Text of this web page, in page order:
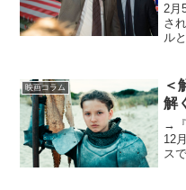
2月
さ
ル
ア
映画コラム
＜
解
→『
12
ス